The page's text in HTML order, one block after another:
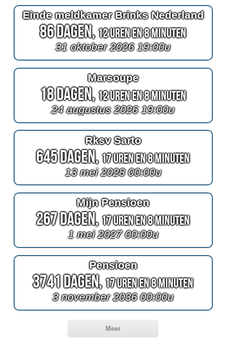
Einde meldkamer Brinks Nederland
86 Dagen,12 Uren en 8 Minuten
31 oktober 2026 19:00u
Marsoupe
18 Dagen,12 Uren en 8 Minuten
24 augustus 2026 19:00u
Rksv Sarto
645 Dagen,17 Uren en 8 Minuten
13 mei 2028 00:00u
Mijn Pensioen
267 Dagen,17 Uren en 8 Minuten
1 mei 2027 00:00u
Pensioen
3741 Dagen,17 Uren en 8 Minuten
3 november 2036 00:00u
Meer